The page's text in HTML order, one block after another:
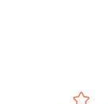
快来点击收听